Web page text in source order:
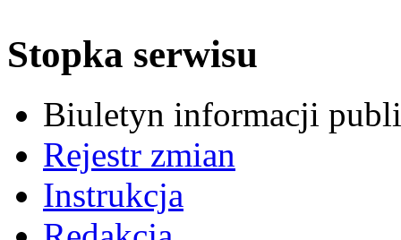
Stopka serwisu
Biuletyn informacji
Rejestr zmian
Instrukcja